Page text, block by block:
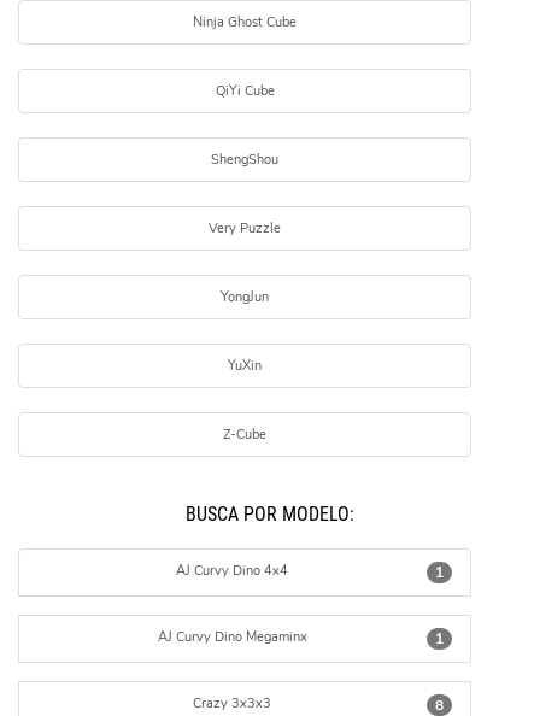
Ninja Ghost Cube
QiYi Cube
ShengShou
Very Puzzle
YongJun
YuXin
Z-Cube
BUSCÁ POR MODELO:
1
AJ Curvy Dino 4x4
1
AJ Curvy Dino Megaminx
8
Crazy 3x3x3